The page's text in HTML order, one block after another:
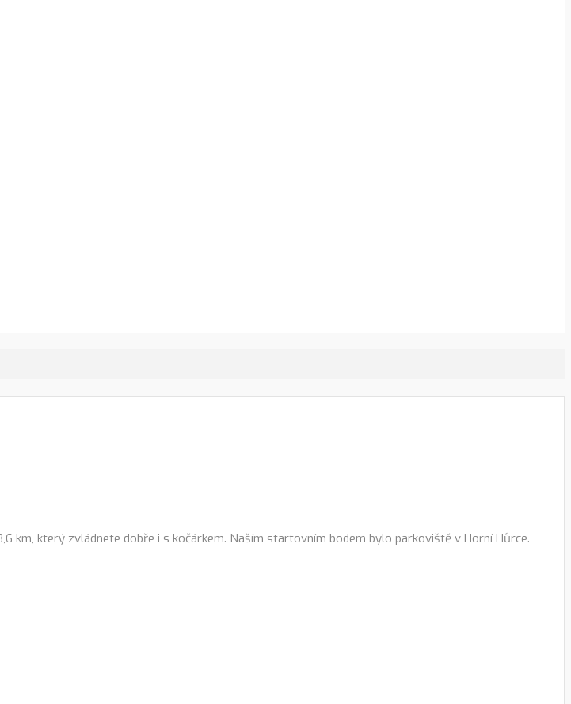
km, který zvládnete dobře i s kočárkem. Naším startovním bodem bylo parkoviště v Horní Hůrce.